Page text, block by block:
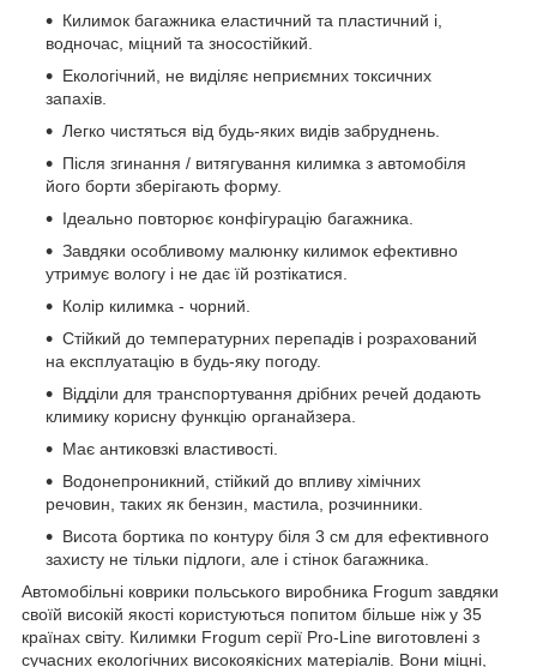
Килимок багажника еластичний та пластичний і,
водночас, міцний та зносостійкий.
Екологічний, не виділяє неприємних токсичних
запахів.
Легко чистяться від будь-яких видів забруднень.
Після згинання / витягування килимка з автомобіля
його борти зберігають форму.
Ідеально повторює конфігурацію багажника.
Завдяки особливому малюнку килимок ефективно
утримує вологу і не дає їй розтікатися.
Колір килимка - чорний.
Стійкий до температурних перепадів і розрахований
на експлуатацію в будь-яку погоду.
Відділи для транспортування дрібних речей додають
климику корисну функцію органайзера.
Має антиковзкі властивості.
Водонепроникний, стійкий до впливу хімічних
речовин, таких як бензин, мастила, розчинники.
Висота бортика по контуру біля 3 см для ефективного
захисту не тільки підлоги, але і стінок багажника.
Автомобільні коврики польського виробника Frogum завдяки
своїй високій якості користуються попитом більше ніж у 35
країнах світу. Килимки Frogum серії Pro-Line виготовлені з
сучасних екологічних високоякісних матеріалів. Вони міцні,